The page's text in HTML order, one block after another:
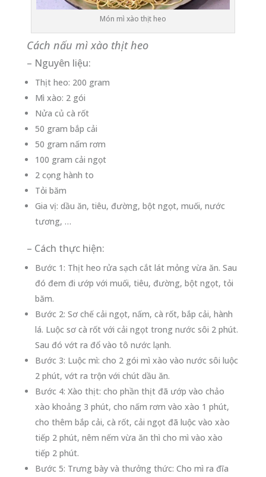
Món mì xào thịt heo
Cách nấu mì xào thịt heo
– Nguyên liệu:
Thịt heo: 200 gram
Mì xào: 2 gói
Nửa củ cà rốt
50 gram bắp cải
50 gram nấm rơm
100 gram cải ngọt
2 cọng hành to
Tỏi băm
Gia vị: dầu ăn, tiêu, đường, bột ngọt, muối, nước
tương, …
– Cách thực hiện:
Bước 1: Thịt heo rửa sạch cắt lát mỏng vừa ăn. Sau
đó đem đi ướp với muối, tiêu, đường, bột ngọt, tỏi
băm.
Bước 2: Sơ chế cải ngọt, nấm, cà rốt, bắp cải, hành
lá. Luộc sơ cà rốt với cải ngọt trong nước sôi 2 phút.
Sau đó vớt ra đổ vào tô nước lạnh.
Bước 3: Luộc mì: cho 2 gói mì xào vào nước sôi luộc
2 phút, vớt ra trộn với chút dầu ăn.
Bước 4: Xào thịt: cho phần thịt đã ướp vào chảo
xào khoảng 3 phút, cho nấm rơm vào xào 1 phút,
cho thêm bắp cải, cà rốt, cải ngọt đã luộc vào xào
tiếp 2 phút, nêm nếm vừa ăn thì cho mì vào xào
tiếp 2 phút.
Bước 5: Trưng bày và thưởng thức: Cho mì ra đĩa